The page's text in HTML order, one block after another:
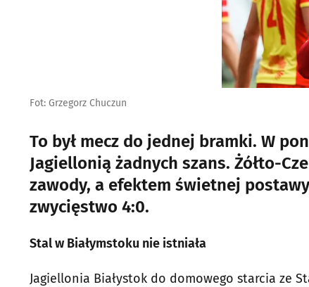
Fot: Grzegorz Chuczun
To był mecz do jednej bramki. W
Jagiellonią żadnych szans. Żółto-
zawody, a efektem świetnej
zwycięstwo 4:0.
Stal w Białymstoku nie istniała
Jagiellonia Białystok do domowego starcia ze